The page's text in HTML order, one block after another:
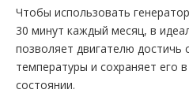
Чтобы использовать
30 минут каждый месяц, в
позволяет двигателю достичь
температуры и сохраняет его
состоянии.